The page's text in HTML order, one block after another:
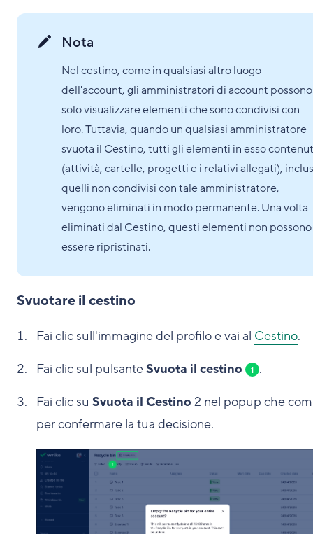
Nota
Nel cestino, come in qualsiasi altro luogo
dell'account, gli amministratori di account possono
solo visualizzare elementi che sono condivisi con
loro. Tuttavia, quando un qualsiasi amministratore
svuota il Cestino, tutti gli elementi in esso
(attività, cartelle, progetti e i relativi allegati),
quelli non condivisi con tale amministratore,
vengono eliminati in modo permanente. Una volta
eliminati dal Cestino, questi elementi non possono
essere ripristinati.
Svuotare il cestino
Fai clic sull'immagine del profilo e vai al Cestino.
Fai clic sul pulsanteSvuota il cestino 1 .
Fai clic su Svuota il Cestino 2 nel popup che
per confermare la tua decisione.